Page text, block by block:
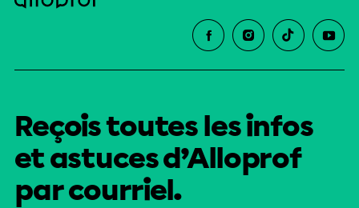
Reçois toutes les infos
et astuces d’Alloprof
par courriel.